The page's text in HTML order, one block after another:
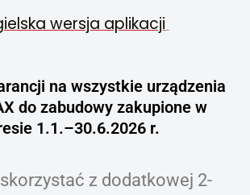
wersja aplikacji
na wszystkie urządzenia
do zabudowy zakupione w
1.1.–30.6.2026 r.
z dodatkowej 2-